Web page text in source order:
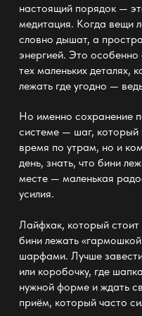
настоящий порядок —
медитация. Когда вещи
словно дышат, а
энергией. Это особенно
тех маленьких деталях,
лежать где угодно —
Но именно сохранение
системе — шаг, который
время по утрам, но и
день, знать, что бини
месте — маленькая
усилия.
Лайфхак, который стоит
бини лежать
шарфами. Лучше
или коробочку, где
нужной форме и ждать
приём, который часто